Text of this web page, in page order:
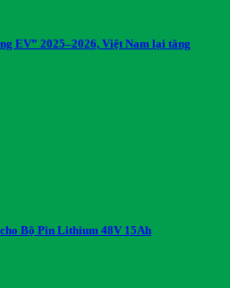
EV” 2025–2026, Việt Nam lại tăng
Bộ Pin Lithium 48V 15Ah